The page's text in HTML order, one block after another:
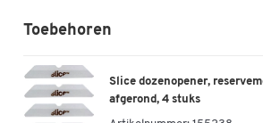
Toebehoren
Slice dozenopener,
afgerond, 4 stuks